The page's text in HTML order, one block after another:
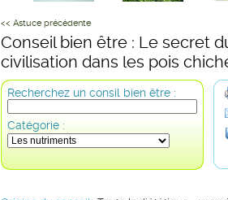
<< Astuce précédente
Conseil bien être : Le secret
civilisation dans les pois
Recherchez un consil bien être :
Catégorie :